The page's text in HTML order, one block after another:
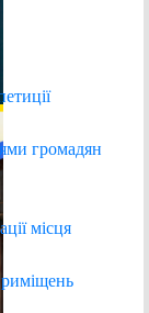
громадян
місця